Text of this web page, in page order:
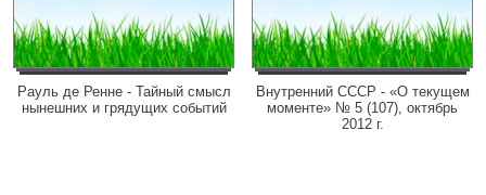
Рауль де Ренне - Тайный смысл
нынешних и грядущих событий
Внутренний СССР - «О текущем
моменте» № 5 (107), октябрь
2012 г.